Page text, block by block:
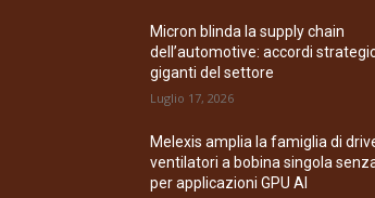
Micron blinda la supply chain
dell’automotive: accordi
giganti del settore
Luglio 17, 2026
Melexis amplia la famiglia di
ventilatori a bobina singola
per applicazioni GPU AI